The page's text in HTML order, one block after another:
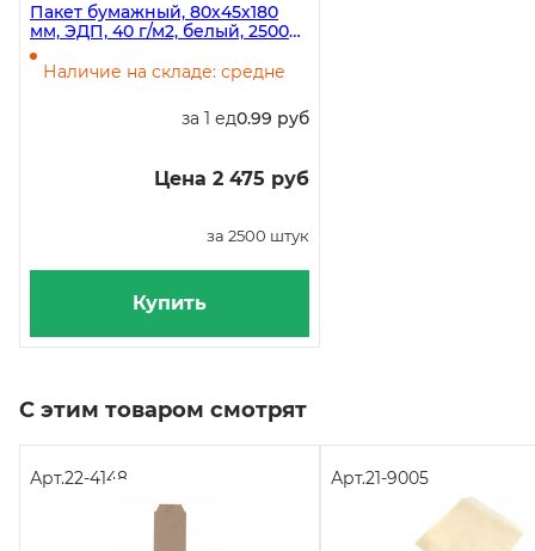
Пакет бумажный, 80х45х180
мм, ЭДП, 40 г/м2, белый, 2500
штук в коробке
Наличие на складе: средне
за 1 ед0.99 руб
Цена 2 475 руб
за 2500 штук
Купить
С этим товаром смотрят
Арт.22-4148 Арт.21-9005